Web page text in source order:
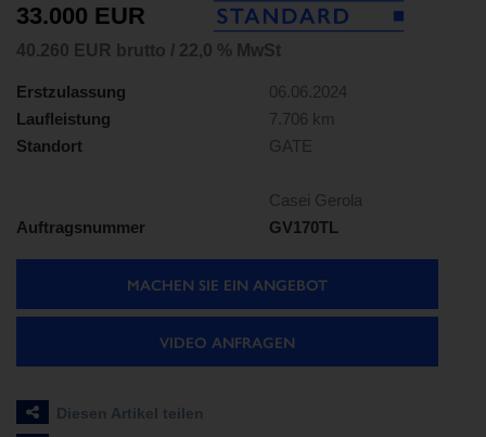
33.000 EUR
40.260 EUR brutto / 22,0 % MwSt
Erstzulassung
06.06.2024
Laufleistung
7.706 km
Standort
GATE
Casei Gerola
Auftragsnummer
GV170TL
MACHEN SIE EIN ANGEBOT
VIDEO ANFRAGEN
Diesen Artikel teilen